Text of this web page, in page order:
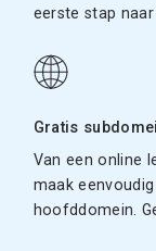
eerste stap
Gratis
Van een online
maak
hoofddomein.